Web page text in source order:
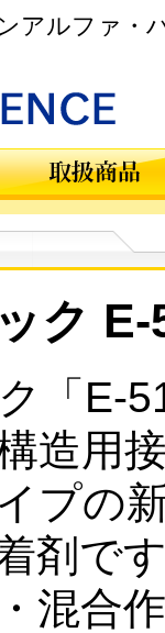
アルファ・
ク
「E-
造用
プの
剤で
混合